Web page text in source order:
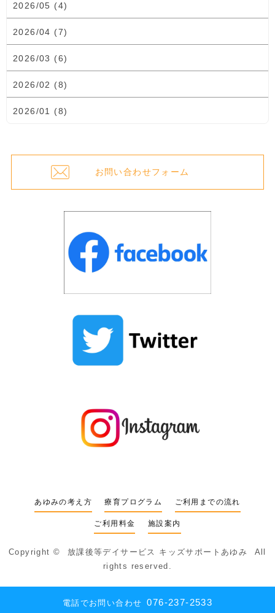
電話でお問い合わせ 076-237-2533
2026/05 (4)
2026/04 (7)
2026/03 (6)
2026/02 (8)
2026/01 (8)
お問い合わせフォーム
あゆみの考え方 療育プログラム ご利用までの流れ
ご利用料金 施設案内
Copyright © 放課後等デイサービス キッズサポートあゆみ
All
rights reserved.